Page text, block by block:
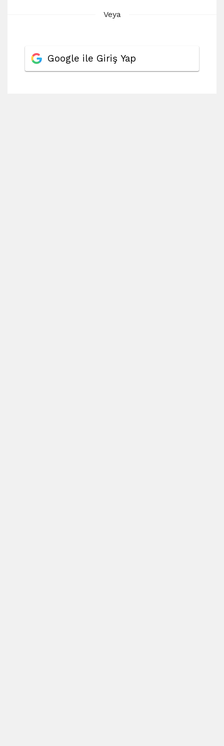
Veya
Google ile Giriş Yap